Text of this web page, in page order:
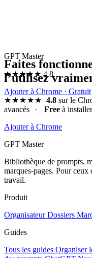
GPT Master
★★★★★ 4.8
Ajouter à Chrome · Gratuit
Faites
l’utilisez
★★★★★ 4.8sur le
avancés
· Free à installer
Ajouter à Chrome
GPT Master
Bibliothèque de prompts,
marques-pages. Pour
travail.
Produit
OrganisateurDossiers
Guides
Tous les guides Organiser